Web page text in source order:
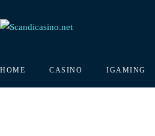
HOME CASINO IGAMING